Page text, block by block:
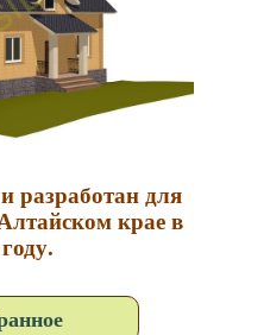
разработан для
крае в